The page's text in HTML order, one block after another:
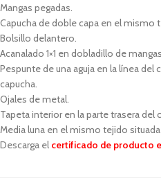
Mangas pegadas.
Capucha de doble capa en el mismo
Bolsillo delantero.
Acanalado 1×1 en dobladillo de
Pespunte de una aguja en la línea del
capucha.
Ojales de metal.
Tapeta interior en la parte trasera del
Media luna en el mismo tejido
Descarga el certificado de producto